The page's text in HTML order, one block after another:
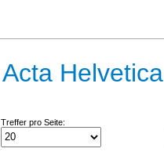
Acta Helvetica
Treffer pro Seite: